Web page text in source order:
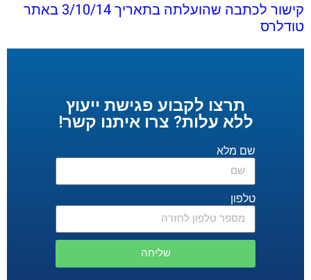
קישור לכתבה שהועלתה בתאריך 3/10/14 באתר
טודלרס
תרצו לקבוע פגישת ייעוץ
ללא עלות? צרו איתנו קשר!
שם מלא
טלפון
שליחה